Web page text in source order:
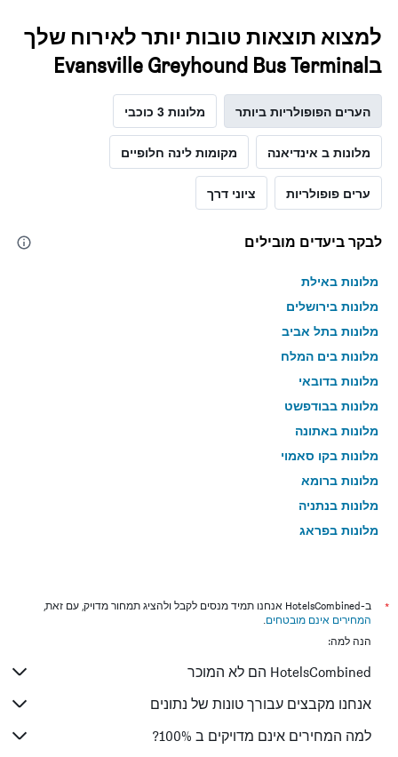
למצוא תוצאות טובות יותר לאירוח שלך
בEvansville Greyhound Bus Terminal
הערים הפופולריות ביותר מלונות 3 כוכבי
מלונות ב אינדיאנה מקומות לינה חלופיים
ערים פופולריות ציוני דרך
לבקר ביעדים מובילים
מלונות באילת
מלונות בירושלים
מלונות בתל אביב
מלונות בים המלח
מלונות בדובאי
מלונות בבודפשט
מלונות באתונה
מלונות בקו סאמוי
מלונות ברומא
מלונות בנתניה
מלונות בפראג
מלונות בניו יורק
מלונות בבנגקוק
מלונות בבוקרשט
מלונות בפאפוס
מלונות בלימסול
*
ב-HotelsCombined אנחנו תמיד מנסים לקבל ולהציג תמחור מדויק, עם זאת,
המחירים אינם מובטחים.
הנה למה:
HotelsCombined הם לא המוכר
אנחנו מקבצים עבורך טונות של נתונים
למה המחירים אינם מדויקים ב 100%?